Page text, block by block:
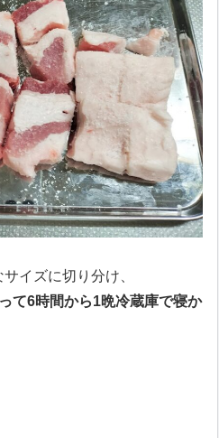
イズに切り分け、
て6時間から1晩冷蔵庫で寝か